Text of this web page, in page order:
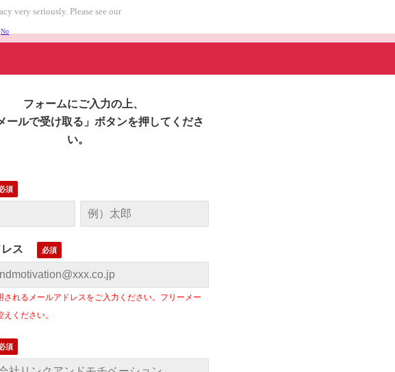
フォームにご入力の上、
ールで受け取る」ボタンを押してくださ
い。
ス
れるメールアドレスをご入力ください。フリーメー
ください。
very seriously. Please see our
No